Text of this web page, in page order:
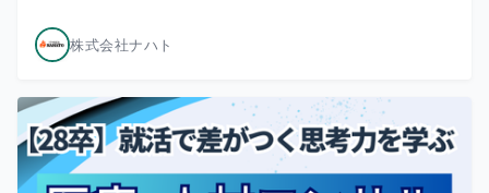
株式会社ナハト